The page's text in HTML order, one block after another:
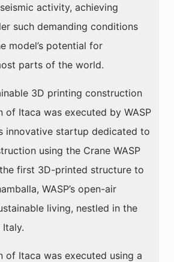
activity, achieving
such demanding conditions
model’s potential for
parts of the world.
3D printing construction
of Itaca was executed by WASP
innovative startup dedicated to
using the Crane WASP
first 3D-printed structure to
WASP’s open-air
living, nestled in the
of Itaca was executed using a